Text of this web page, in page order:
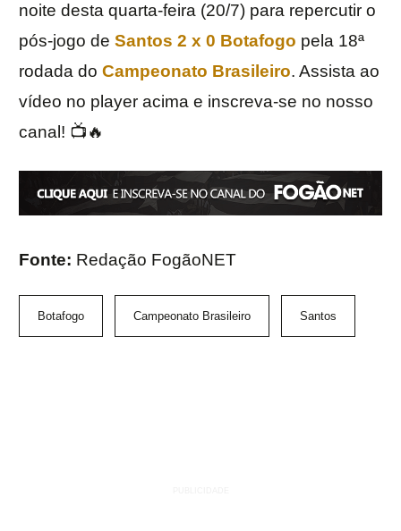
noite desta quarta-feira (20/7) para repercutir o
pós-jogo de Santos 2 x 0 Botafogo pela 18ª
rodada do Campeonato Brasileiro. Assista ao
vídeo no player acima e inscreva-se no nosso
canal! 📺🔥
Fonte: Redação FogãoNET
Botafogo Campeonato Brasileiro Santos